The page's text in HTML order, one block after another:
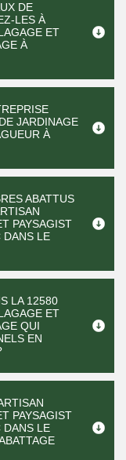
DE
LES À
ET
À
JARDINAGE
À
ABATTUS
PAYSAGIST
DANS LE
LA 12580
ET
QUI
EN
PAYSAGIST
DANS LE